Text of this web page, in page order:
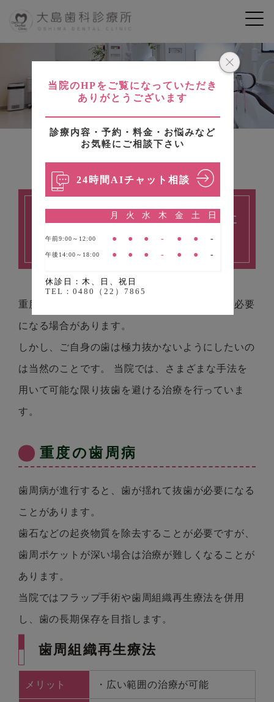
当院のHPをご覧になっていただき
ありがとうございます
診療内容・予約・料金・お悩みなど
お気軽にご相談下さい
24時間AIチャット相談
月 火 水 木 金 土 日
午前9:00～12:00 ● ● ● - ● ● -
午後14:00～18:00 ● ● ● - ● ● -
休診日：木、日、祝日
TEL：0480（22）7865
歯を残したい方へ
HOME 診療案内 歯を残したい方へ
可能なかぎり歯を保存した
い方へ
重度の歯周病やむし歯、根尖病変などで抜歯が必要
になる場合があります。
しかし、ご自身の歯は極力抜かないようにしたいの
は当然のことです。 当院では、さまざまな手法を
用いて可能な限り抜歯を避ける治療を行っていま
す。
重度の歯周病
歯周病が進行すると、歯が揺れて抜歯が必要になる
ことがあります。
歯石などの起炎物質を除去することが必要ですが、
歯周ポケットが深い場合は治療が難しくなることが
あります。
当院ではフラップ手術や歯周組織再生療法を併用
し、歯の長期保存を目指します。
歯周組織再生療法
メリット ・広い範囲の治療が可能